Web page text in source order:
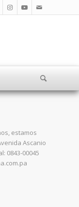
estamos
Ascanio
0843-00045